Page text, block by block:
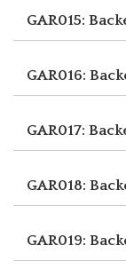
GAR015:
GAR016:
GAR017:
GAR018:
GAR019: